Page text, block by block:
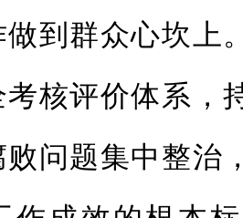
到群众心坎上
核评价体系，
问题集中整治